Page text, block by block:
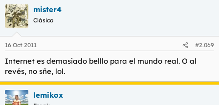
mister4
Clásico
16 Oct 2011 #2.069
Internet es demasiado belllo para el mundo real. O al
revés, no sñe, lol.
lemikox